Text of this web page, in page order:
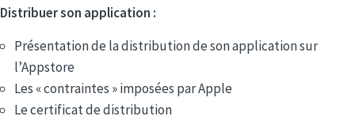
Distribuer son application :
Présentation de la distribution de son application sur
l’Appstore
Les « contraintes » imposées par Apple
Le certificat de distribution